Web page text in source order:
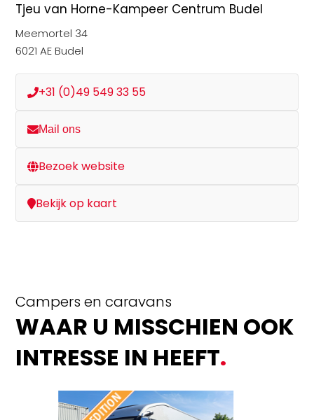
Tjeu van Horne-Kampeer Centrum Budel
Meemortel 34
6021 AE Budel
+31 (0)49 549 33 55
Mail ons
Bezoek website
Bekijk op kaart
Campers en caravans
WAAR U MISSCHIEN OOK
INTRESSE IN HEEFT.